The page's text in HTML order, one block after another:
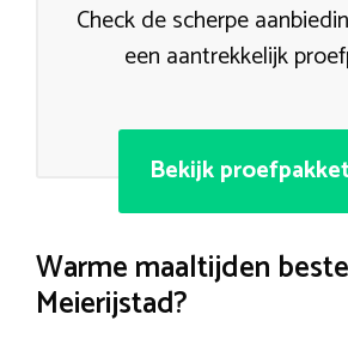
Check de scherpe
een aantrekkelijk
Bekijk
Warme maaltijden
Meierijstad?